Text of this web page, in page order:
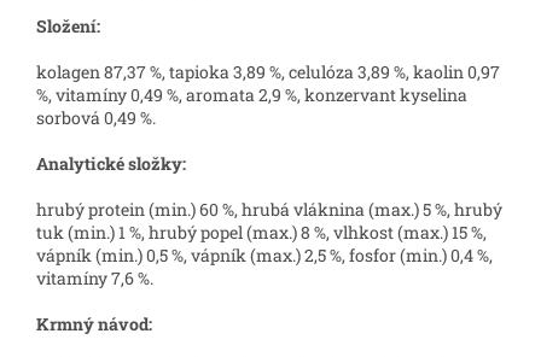
Složení:
kolagen 87,37 %, tapioka 3,89 %, celulóza 3,89 %, kaolin 0,97
%, vitamíny 0,49 %, aromata 2,9 %, konzervant kyselina
sorbová 0,49 %.
Analytické složky:
hrubý protein (min.) 60 %, hrubá vláknina (max.) 5 %, hrubý
tuk (min.) 1 %, hrubý popel (max.) 8 %, vlhkost (max.) 15 %,
vápník (min.) 0,5 %, vápník (max.) 2,5 %, fosfor (min.) 0,4 %,
vitamíny 7,6 %.
Krmný návod: